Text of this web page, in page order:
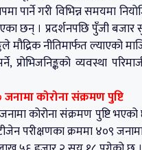
पार्ने गरी विभिन्न समयमा
छन् । प्रदर्शनपछि पुँजी बजार
मौद्रिक नीतिमार्फत
प्रोभिजनिङ्कको व्यवस्था
कोरोना संक्रमण पुष्टि
कोरोना संक्रमण पुष्टि
परीक्षणका क्रममा ४०९ जनामा